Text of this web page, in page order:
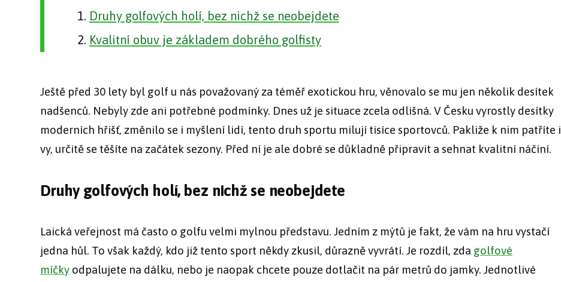
Druhy golfových holí, bez nichž se neobejdete
Kvalitní obuv je základem dobrého golfisty
Ještě před 30 lety byl golf u nás považovaný za téměř exotickou hru, věnovalo se mu jen několik desítek
nadšenců. Nebyly zde ani potřebné podmínky. Dnes už je situace zcela odlišná. V Česku vyrostly desítky
moderních hřišť, změnilo se i myšlení lidí, tento druh sportu milují tisíce sportovců. Pakliže k nim patříte i
vy, určitě se těšíte na začátek sezony. Před ní je ale dobré se důkladně připravit a sehnat kvalitní náčiní.
Druhy golfových holí, bez nichž se neobejdete
Laická veřejnost má často o golfu velmi mylnou představu. Jedním z mýtů je fakt, že vám na hru vystačí
jedna hůl. To však každý, kdo již tento sport někdy zkusil, důrazně vyvrátí. Je rozdíl, zda golfové
míčky odpalujete na dálku, nebo je naopak chcete pouze dotlačit na pár metrů do jamky. Jednotlivé